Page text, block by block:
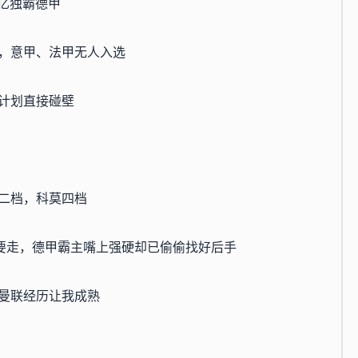
独霸德甲
意甲、法甲无人入选
划直接碰壁
档，科莫四档
，德甲霸主嘴上强硬却已偷偷找好后手
联经历让我成熟